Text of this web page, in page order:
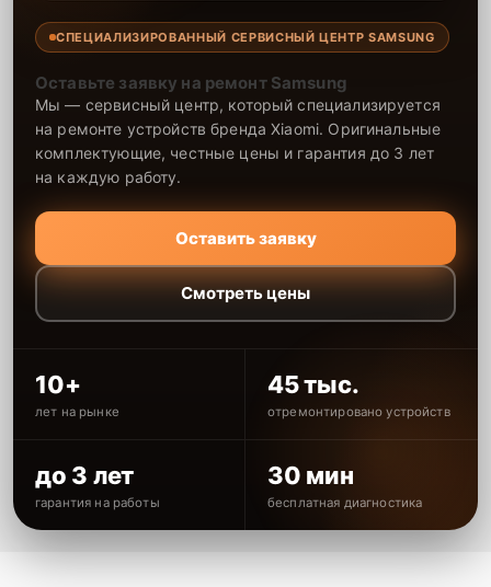
СПЕЦИАЛИЗИРОВАННЫЙ СЕРВИСНЫЙ ЦЕНТР SAMSUNG
Оставьте заявку на ремонт Samsung
Мы — сервисный центр, который специализируется
на ремонте устройств бренда Xiaomi. Оригинальные
комплектующие, честные цены и гарантия до 3 лет
на каждую работу.
Оставить заявку
Смотреть цены
10+
лет на рынке
45 тыс.
отремонтировано устройств
до 3 лет
гарантия на работы
30 мин
бесплатная диагностика